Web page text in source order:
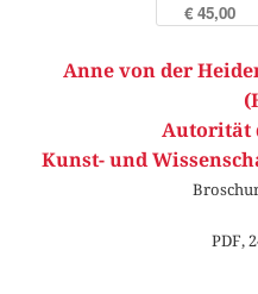
€ 45,00
Anne von der
Autorität
Kunst- und
PDF,